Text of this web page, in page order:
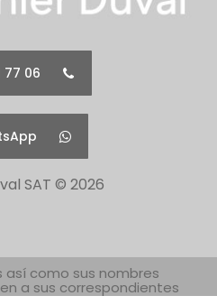
77 06
SAT ©2026
así como sus nombres
a sus correspondientes